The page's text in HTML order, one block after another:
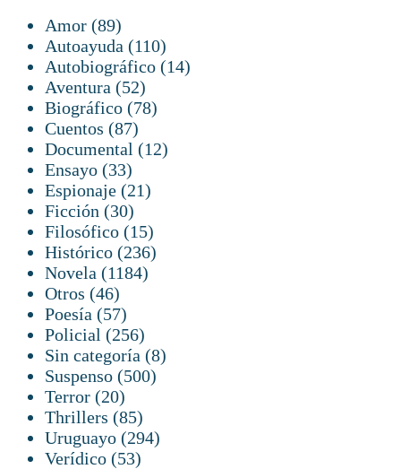
Amor 8989
productos
Autoayuda 110110
productos
Autobiográfico 1414
Aventura 5252
productos
Biográfico 7878
Cuentos 8787
productos
Documental 1212
Ensayo 3333
productos
Espionaje 2121
Ficción 3030
productos
Filosófico 1515
productos
Histórico 236236
Novela 11841184
Otros 4646
productos
Poesía 5757
productos
Policial 256256
productos
Sin categoría 88
Suspenso 500500
Terror 2020
productos
Thrillers 8585
productos
Uruguayo 294294
Verídico 5353